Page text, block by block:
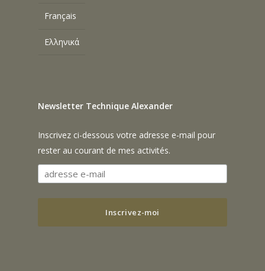
Français
Ελληνικά
Newsletter Technique Alexander
Inscrivez ci-dessous votre adresse e-mail pour
rester au courant de mes activités.